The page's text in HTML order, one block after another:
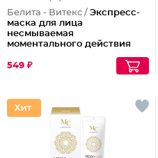
Белита - Витекс / Экспресс-
маска для лица
несмываемая
моментального действия
стресса LuxCare
549 ₽